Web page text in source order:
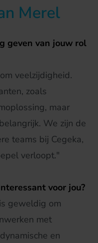
Merel
geven van jouw rol
veelzijdigheid.
zoals
maar
We zijn de
teams bij Cegeka,
verloopt."
voor jou?
geweldig om
met
en